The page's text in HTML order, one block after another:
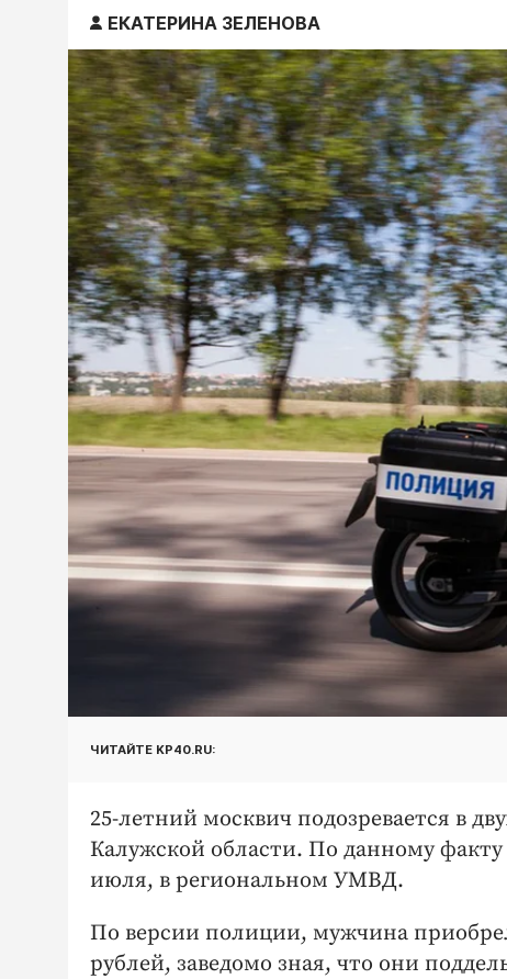
ЕКАТЕРИНА ЗЕЛЕНОВА
ЧИТАЙТЕ KP40.RU:
25-летний москвич подозревается в
Калужской области. По данному
июля, в региональном УМВД.
По версии полиции, мужчина
рублей, заведомо зная, что они